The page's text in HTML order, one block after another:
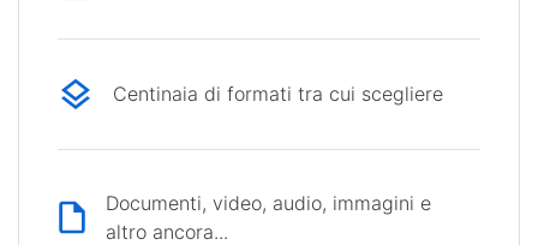
Centinaia di formati tra cui scegliere
Documenti, video, audio, immagini e
altro ancora...